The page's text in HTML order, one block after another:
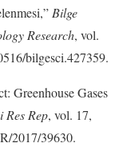
Bilge
Research, vol.
bilgesci.427359.
Greenhouse Gases
Res Rep, vol. 17,
2017/39630.